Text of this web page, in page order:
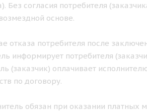
Без согласия потребителя
основе.
отказа потребителя после
информирует потребителя
(заказчик) оплачивает
по договору.
обязан при оказании